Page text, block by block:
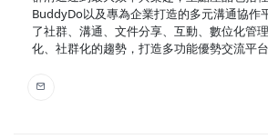
BuddyDo以及專為企業打造的多元溝通協作
了社群、溝通、文件分享、互動、數位化管
化、社群化的趨勢，打造多功能優勢交流平台